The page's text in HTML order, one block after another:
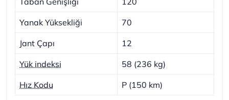
Yanak Yüksekliği 70
Jant Çapı 12
Yük indeksi 58 (236 kg)
Hız Kodu P (150 km)